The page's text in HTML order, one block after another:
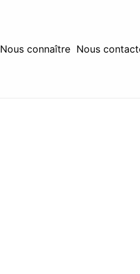
Nous connaître Nous